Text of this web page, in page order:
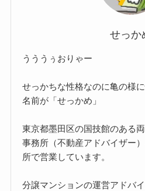
せっか
うううぅおりゃー
せっかちな性格なのに亀の様
名前が「せっかめ」
東京都墨田区の国技館のある
事務所（不動産アドバイザー
所で営業しています。
分譲マンションの運営アドバ